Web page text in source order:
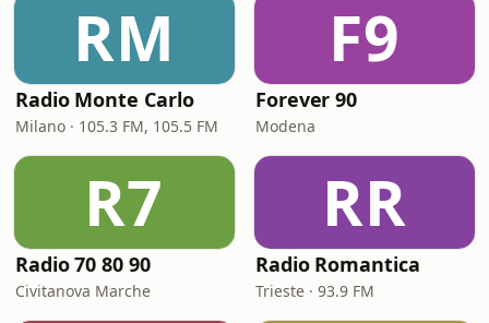
RM
Radio Monte Carlo
Milano · 105.3 FM, 105.5 FM
F9
Forever 90
Modena
R7
Radio 70 80 90
Civitanova Marche
RR
Radio Romantica
Trieste · 93.9 FM